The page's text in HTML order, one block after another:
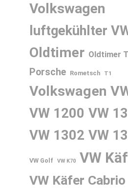
Volkswagen
luftgekühlter
Oldtimer Oldtimer
Porsche Rometsch T1
Volkswagen
VW 1200 VW
VW 1302 VW
VW Golf VW K70 VW
VW Käfer Cabrio